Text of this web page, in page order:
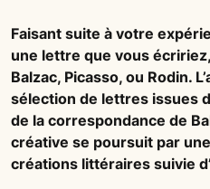
Faisant suite à votre
une lettre que vous
Balzac, Picasso, ou Rodin.
sélection de lettres issues
de la correspondance de
créative se poursuit par
créations littéraires suivie